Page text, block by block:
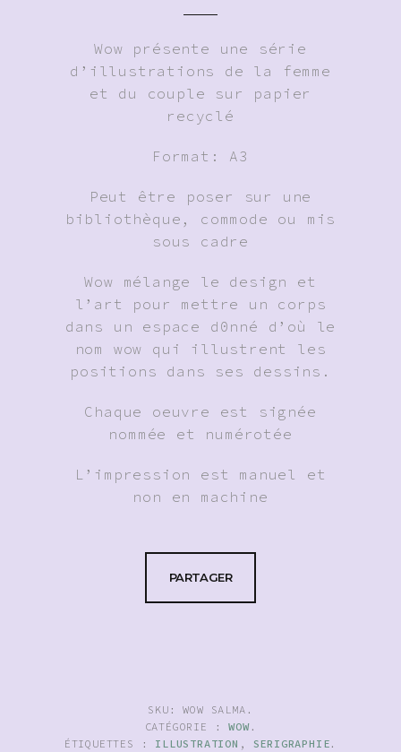
Wow présente une série
d’illustrations de la femme
et du couple sur papier
recyclé
Format: A3
Peut être poser sur une
bibliothèque, commode ou mis
sous cadre
Wow mélange le design et
l’art pour mettre un corps
dans un espace d0nné d’où le
nom wow qui illustrent les
positions dans ses dessins.
Chaque oeuvre est signée
nommée et numérotée
L’impression est manuel et
non en machine
PARTAGER
SKU:WOW SALMA .
CATÉGORIE :WOW.
ÉTIQUETTES : ILLUSTRATION , SERIGRAPHIE .